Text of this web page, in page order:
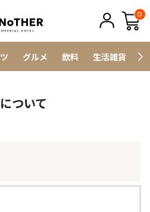
0
グルメ 飲料 生活雑貨
ついて